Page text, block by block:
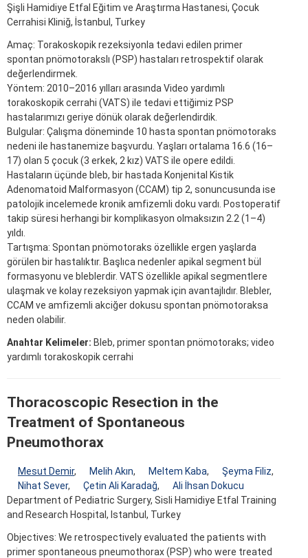
Şişli Hamidiye Etfal Eğitim ve Araştırma Hastanesi, Çocuk
Cerrahisi Kliniğ, İstanbul, Turkey
Amaç: Torakoskopik rezeksiyonla tedavi edilen primer
spontan pnömotorakslı (PSP) hastaları retrospektif olarak
değerlendirmek.
Yöntem: 2010–2016 yılları arasında Video yardımlı
torakoskopik cerrahi (VATS) ile tedavi ettiğimiz PSP
hastalarımızı geriye dönük olarak değerlendirdik.
Bulgular: Çalışma döneminde 10 hasta spontan pnömotoraks
nedeni ile hastanemize başvurdu. Yaşları ortalama 16.6 (16–
17) olan 5 çocuk (3 erkek, 2 kız) VATS ile opere edildi.
Hastaların üçünde bleb, bir hastada Konjenital Kistik
Adenomatoid Malformasyon (CCAM) tip 2, sonuncusunda ise
patolojik incelemede kronik amfizemli doku vardı. Postoperatif
takip süresi herhangi bir komplikasyon olmaksızın 2.2 (1–4)
yıldı.
Tartışma: Spontan pnömotoraks özellikle ergen yaşlarda
görülen bir hastalıktır. Başlıca nedenler apikal segment bül
formasyonu ve bleblerdir. VATS özellikle apikal segmentlere
ulaşmak ve kolay rezeksiyon yapmak için avantajlıdır. Blebler,
CCAM ve amfizemli akciğer dokusu spontan pnömotoraksa
neden olabilir.
Anahtar Kelimeler: Bleb, primer spontan pnömotoraks; video
yardımlı torakoskopik cerrahi
Thoracoscopic Resection in the
Treatment of Spontaneous
Pneumothorax
Mesut Demir, Melih Akın, Meltem Kaba, Şeyma Filiz,
Nihat Sever, Çetin Ali Karadağ,
Ali İhsan Dokucu
Department of Pediatric Surgery, Sisli Hamidiye Etfal Training
and Research Hospital, Istanbul, Turkey
Objectives: We retrospectively evaluated the patients with
primer spontaneous pneumothorax (PSP) who were treated